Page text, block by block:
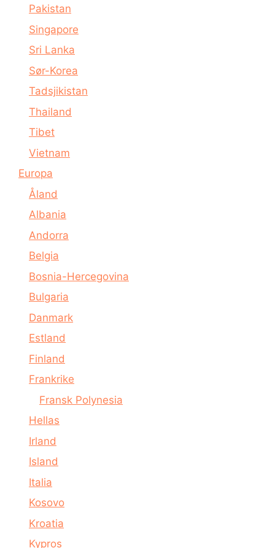
Pakistan
Singapore
Sri Lanka
Sør-Korea
Tadsjikistan
Thailand
Tibet
Vietnam
Europa
Åland
Albania
Andorra
Belgia
Bosnia-Hercegovina
Bulgaria
Danmark
Estland
Finland
Frankrike
Fransk Polynesia
Hellas
Irland
Island
Italia
Kosovo
Kroatia
Kypros